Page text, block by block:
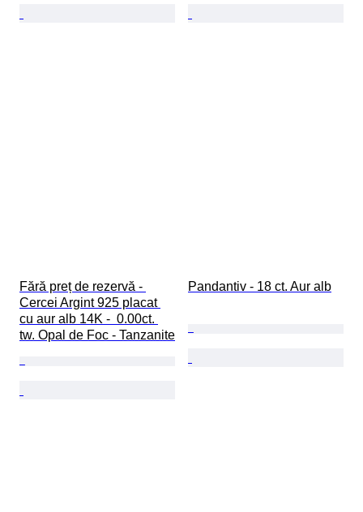
Fără preț de rezervă -
Cercei Argint 925 placat
cu aur alb 14K -  0.00ct.
tw. Opal de Foc - Tanzanite
Pandantiv - 18 ct. Aur alb